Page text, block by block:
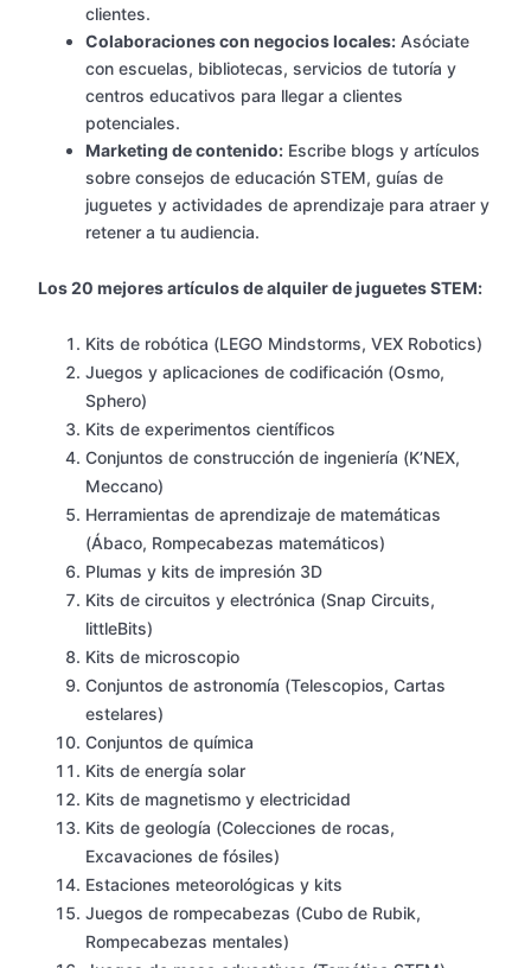
clientes.
Colaboraciones con negocios locales: Asóciate
con escuelas, bibliotecas, servicios de tutoría y
centros educativos para llegar a clientes
potenciales.
Marketing de contenido: Escribe blogs y artículos
sobre consejos de educación STEM, guías de
juguetes y actividades de aprendizaje para atraer y
retener a tu audiencia.
Los 20 mejores artículos de alquiler de juguetes STEM:
Kits de robótica (LEGO Mindstorms, VEX Robotics)
Juegos y aplicaciones de codificación (Osmo,
Sphero)
Kits de experimentos científicos
Conjuntos de construcción de ingeniería (K’NEX,
Meccano)
Herramientas de aprendizaje de matemáticas
(Ábaco, Rompecabezas matemáticos)
Plumas y kits de impresión 3D
Kits de circuitos y electrónica (Snap Circuits,
littleBits)
Kits de microscopio
Conjuntos de astronomía (Telescopios, Cartas
estelares)
Conjuntos de química
Kits de energía solar
Kits de magnetismo y electricidad
Kits de geología (Colecciones de rocas,
Excavaciones de fósiles)
Estaciones meteorológicas y kits
Juegos de rompecabezas (Cubo de Rubik,
Rompecabezas mentales)